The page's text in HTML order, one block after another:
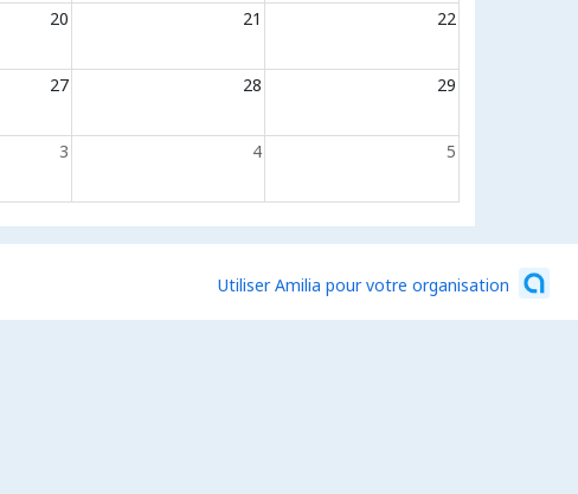
20 21 22
27 28 29
3 4 5
Utiliser Amilia pour votre organisation